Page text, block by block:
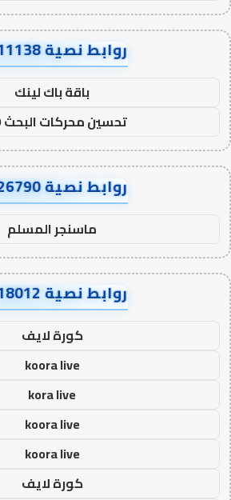
روابط نصية AA11138
باقة باك لينك
تحسين محركات البحث SEO
روابط نصية AA26790
ماسنجر المسلم
روابط نصية AA18012
كورة لايف
koora live
kora live
koora live
koora live
كورة لايف